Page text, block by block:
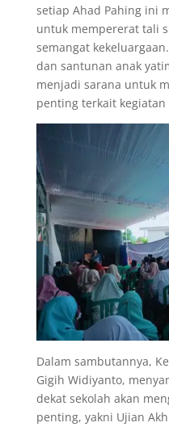
setiap Ahad Pahing ini
untuk mempererat tali
semangat
dan santunan anak
menjadi sarana untuk
penting terkait kegiatan
Dalam sambutannya,
Gigih Widiyanto,
dekat sekolah akan
penting, yakni Ujian